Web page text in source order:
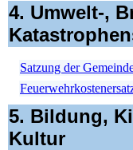
4. Umwelt-,
Satzung der
5. Bildung,
Kultur